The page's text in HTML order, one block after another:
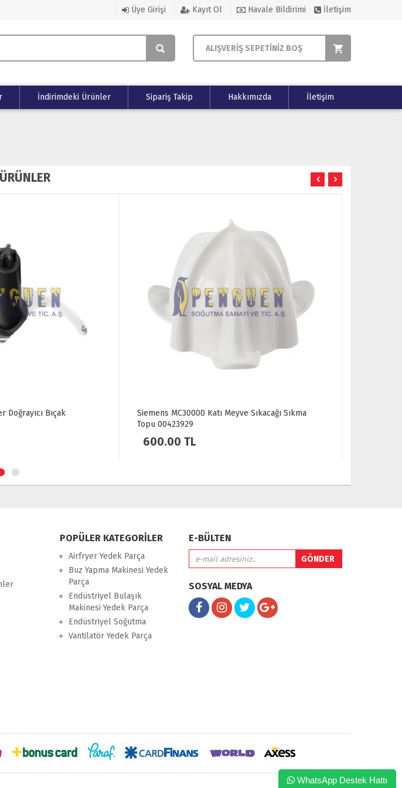
Üye Girişi Kayıt Ol Havale Bildirimi İletişim
ALIŞVERİŞ SEPETİNİZ BOŞ
İndirimdeki Ürünler Sipariş Takip Hakkımızda İletişim
Siemens MC30000 Katı Meyve Sıkacağı Sıkma
Arçelik ARK1631 Doğrayıcı
POPÜLER KATEGORİLER
Airfryer Yedek Parça
Buz Yapma Makinesi Yedek
Parça
Endüstriyel Bulaşık
Makinesi Yedek Parça
Endüstriyel Soğutma
Vantilatör Yedek Parça
E-BÜLTEN
SOSYAL MEDYA
WhatsApp Destek Hattı